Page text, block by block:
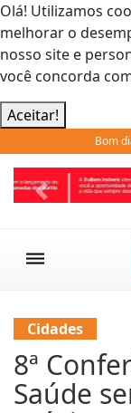
Olá! Utilizamos
melhorar o
nosso site e
você concorda
Aceitar!
Bom
Previous
Cidades
8ª
Saúde